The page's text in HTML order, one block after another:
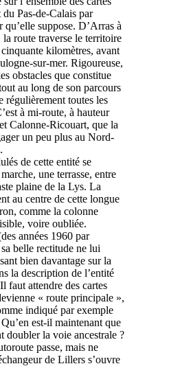
Pas-de-Calais par
suppose. D’Arras à
route traverse le territoire
kilomètres, avant
sur-mer. Rigoureuse,
obstacles que constitue
au long de son parcours
régulièrement toutes les
à mi-route, à hauteur
Calonne-Ricouart, que la
un peu plus au Nord-
de cette entité se
une terrasse, entre
plaine de la Lys. La
au centre de cette longue
comme la colonne
voire oubliée.
années 1960 par
belle rectitude ne lui
bien davantage sur la
la description de l’entité
faut attendre des cartes
« route principale »,
indiqué par exemple
est-il maintenant que
doubler la voie ancestrale ?
passe, mais ne
de Lillers s’ouvre